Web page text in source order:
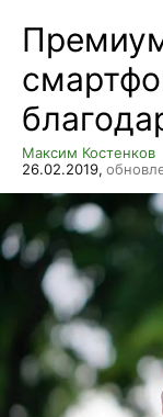
Максим Костенков
26.02.2019,